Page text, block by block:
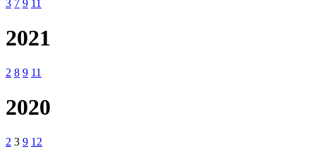
3 7 9 11
2021
2 8 9 11
2020
2 3 9 12